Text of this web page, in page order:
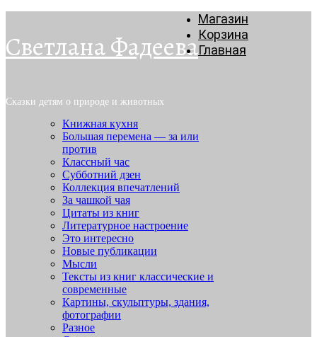
Светлана Фадеева
Сказки детям о природе и животных
Магазин
Корзина
Главная
Книжная кухня
Большая перемена — за или
против
Классный час
Субботний дзен
Коллекция впечатлений
За чашкой чая
Цитаты из книг
Литературное настроение
Это интересно
Новые публикации
Мысли
Тексты из книг классические и
современные
Картины, скульптуры, здания,
фотографии
Разное